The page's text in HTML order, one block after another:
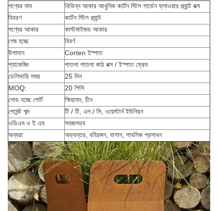
পণ্যের নাম
বিভিন্ন আকার আধুনিক কর্টেন স্টিল গার্ডেন ফ্লাওয়ার প্ল্যান্ট বক্স
বিবরণ
কর্টেন স্টিল প্ল্যান্ট
পণ্যের আকার
কাস্টমাইজড আকার
শেষ হচ্ছে
বিবর্ণ
উপাদান
Corten ইস্পাত
প্যাকেজিং
পাতলা পাতলা কাঠ বক্স / ইস্পাত ফ্রেম
ডেলিভারি সময়
25 দিন
MOQ:
20 পিসি
লোড হচ্ছে পোর্ট
ক্ষিয়মেন, চীন
পেমেন্ট শব্দ
টি / টি, এল / সি, ওয়েস্টার্ন ইউনিয়ন
ওডিএম ও ই এম
সহজলভ্য
অন্যরা
অভ্যন্তর, বহিরঙ্গন, বাগান, পাবলিক প্রসাধন